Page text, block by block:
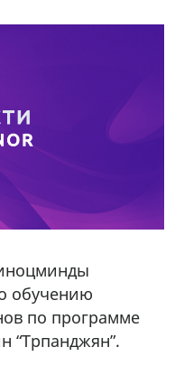
обучению
по программе
“Трпанджян”.